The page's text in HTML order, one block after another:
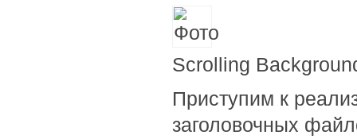
Scrolling
Приступим к
заголовочных